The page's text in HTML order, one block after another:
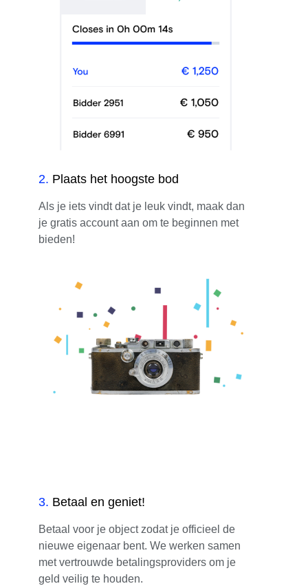
2. Plaats het hoogste bod
Als je iets vindt dat je leuk vindt, maak dan
je gratis account aan om te beginnen met
bieden!
3. Betaal en geniet!
Betaal voor je object zodat je officieel de
nieuwe eigenaar bent. We werken samen
met vertrouwde betalingsproviders om je
geld veilig te houden.